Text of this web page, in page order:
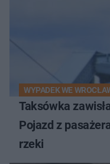
WYPADEK WE
Taksówka
Pojazd z
rzeki